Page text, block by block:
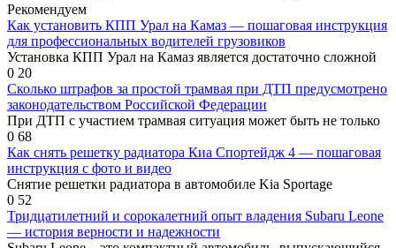
Рекомендуем
Как установить КПП Урал на Камаз — пошаговая инструкция
для профессиональных водителей грузовиков
Установка КПП Урал на Камаз является достаточно сложной
0 20
Сколько штрафов за простой трамвая при ДТП предусмотрено
законодательством Российской Федерации
При ДТП с участием трамвая ситуация может быть не только
0 68
Как снять решетку радиатора Киа Спортейдж 4 — пошаговая
инструкция с фото и видео
Снятие решетки радиатора в автомобиле Kia Sportage
0 52
Тридцатилетний и сорокалетний опыт владения Subaru Leone
— история верности и надежности